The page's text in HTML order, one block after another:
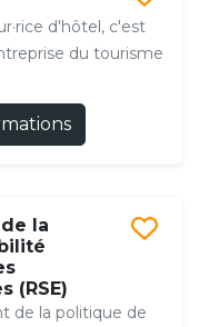
d'hôtel, c'est
du tourisme
la
(RSE)
de la politique de